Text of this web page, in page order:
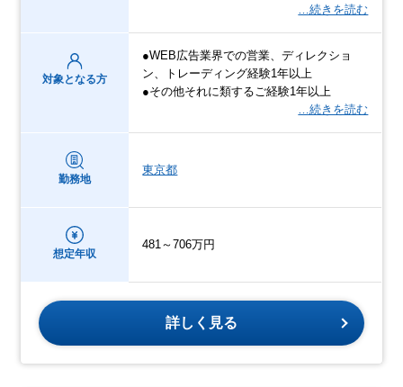
…続きを読む
対象となる方
●WEB広告業界での営業、ディレクショ
ン、トレーディング経験1年以上
●その他それに類するご経験1年以上
…続きを読む
勤務地
東京都
想定年収
481～706万円
詳しく見る